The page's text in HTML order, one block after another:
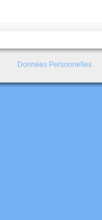
Données Personnelles